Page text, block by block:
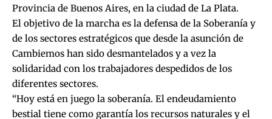
Provincia de Buenos Aires, en la ciudad de La Plata.
El objetivo de la marcha es la defensa de la Soberanía y
de los sectores estratégicos que desde la asunción de
Cambiemos han sido desmantelados y a vez la
solidaridad con los trabajadores despedidos de los
diferentes sectores.
“Hoy está en juego la soberanía. El endeudamiento
bestial tiene como garantía los recursos naturales y el